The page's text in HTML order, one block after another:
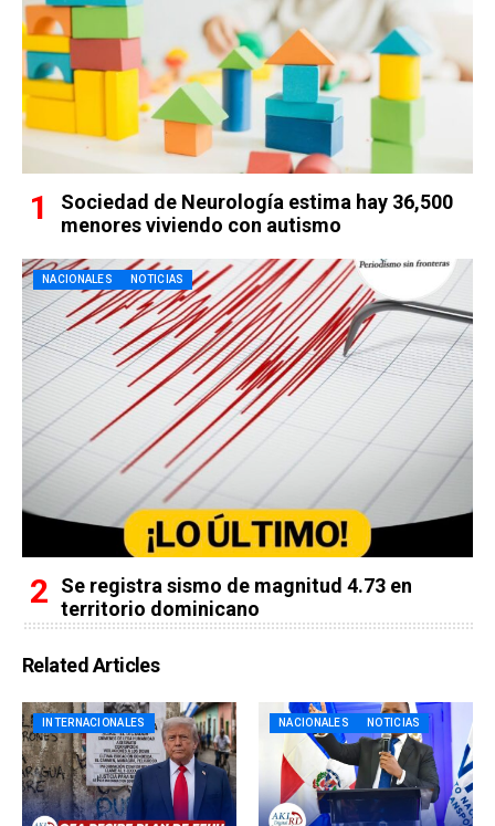
Sociedad de Neurología estima hay 36,500
menores viviendo con autismo
NACIONALES NOTICIAS
Se registra sismo de magnitud 4.73 en
territorio dominicano
Related Articles
INTERNACIONALES NACIONALES NOTICIAS